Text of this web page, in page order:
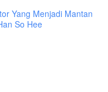
Yang Menjadi Mantan
So Hee